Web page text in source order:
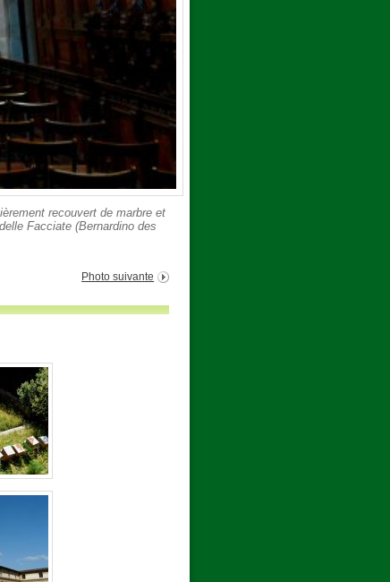
recouvert de marbre et
Facciate (Bernardino des
Photo suivante